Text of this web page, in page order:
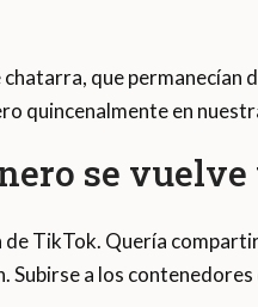
que permanecían
quincenalmente en
se
TikTok. Quería
a los